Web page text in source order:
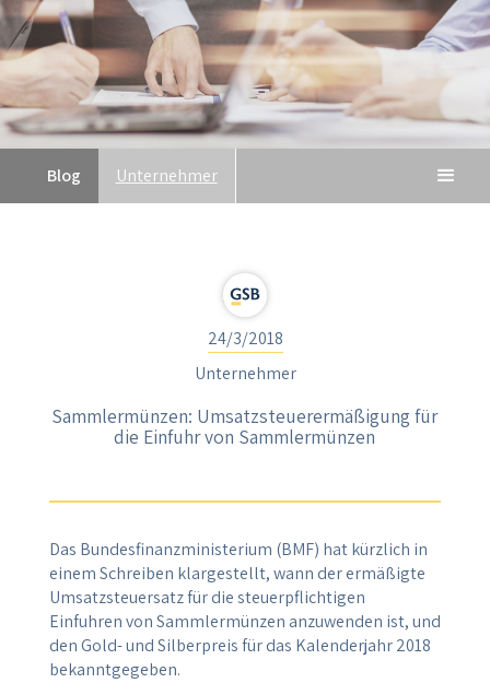
Blog Unternehmer
Sammlermünzen: Umsatzsteuerermäßigung für
die Einfuhr von Sammlermünzen
24/3/2018
Unternehmer
Das Bundesfinanzministerium (BMF) hat kürzlich in
einem Schreiben klargestellt, wann der ermäßigte
Umsatzsteuersatz für die steuerpflichtigen
Einfuhren von Sammlermünzen anzuwenden ist, und
den Gold- und Silberpreis für das Kalenderjahr 2018
bekanntgegeben.